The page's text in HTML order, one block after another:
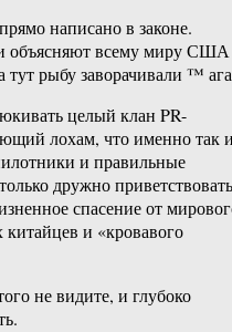
написано в законе.
объясняют всему миру США
рыбу заворачивали ™
целый клан PR-
лохам, что именно так
и правильные
дружно
спасение от
китайцев и «кровавого
не видите, и глубоко